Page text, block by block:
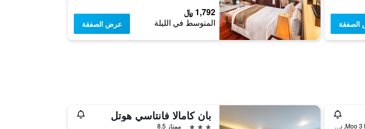
1,792 ﷼
المتوسط في الليلة عرض الصفقة
73/146 Moo 3 Kamala-patong Road, Kamala, تايلاند
بان كامالا فانتاسي هوتل
3 نجوم ممتاز 8.5